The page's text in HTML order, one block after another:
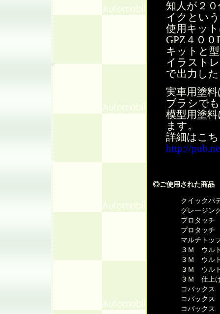
知人が２
イクとい
使用キッ
GPZ４０
キットと
イラスト
で出力し
実車用塗
ブラシで
模型用塗
ます。
詳細はこ
http://
◎ご使用された商品
クイックパ
グレージン
プロタッ
プロタッチ
マルチトッ
３Ｍ ウル
３Ｍ ウル
３Ｍ ウル
３Ｍ 仕上
コバックス
コバックス
コバックス